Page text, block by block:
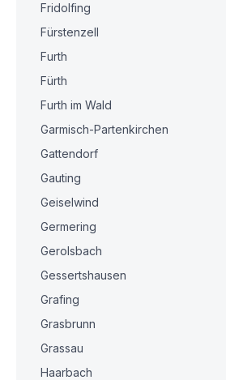
Fridolfing
Fürstenzell
Furth
Fürth
Furth im Wald
Garmisch-Partenkirchen
Gattendorf
Gauting
Geiselwind
Germering
Gerolsbach
Gessertshausen
Grafing
Grasbrunn
Grassau
Haarbach